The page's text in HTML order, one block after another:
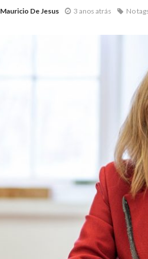
Mauricio De Jesus 3 anos atrás No